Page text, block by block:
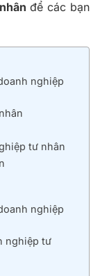
để các bạn
nghiệp
tư nhân
nghiệp
nghiệp tư